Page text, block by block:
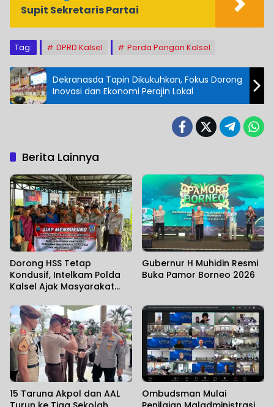
Supit Sekretaris Partai
Tag: DPRD Kalsel Perda Pangan Kalsel
Dekranasda Tapin Dikukuhkan, Fokus Dorong
Inovasi dan Ekonomi Perajin Lokal
Berita Lainnya
Dorong HSS Tetap
Kondusif, Intelkam Polda
Kalsel Ajak Masyarakat
Gubernur H Muhidin Resmi
Buka Pamor Borneo 2026
15 Taruna Akpol dan AAL
Ombudsman Mulai